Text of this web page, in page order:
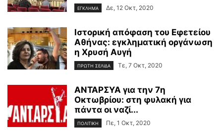
ΕΓΚΛΗΜΑ Δε, 12 Οκτ, 2020
Ιστορική απόφαση του Εφετείου
Αθήνας: εγκληματική οργάνωση
η Χρυσή Αυγή
ΠΡΩΤΗ ΣΕΛΙΔΑ Τε, 7 Οκτ, 2020
ΑΝΤΑΡΣΥΑ για την 7η
Οκτωβρίου: στη φυλακή για
πάντα οι ναζί...
ΠΟΛΙΤΙΚΗ Πε, 1 Οκτ, 2020